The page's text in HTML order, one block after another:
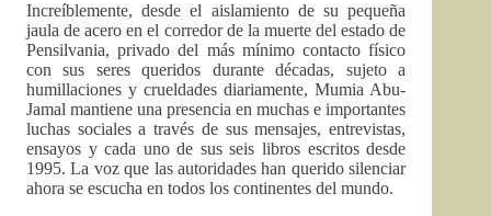
Increíblemente, desde el aislamiento de su pequeña
jaula de acero en el corredor de la muerte del estado de
Pensilvania, privado del más mínimo contacto físico
con sus seres queridos durante décadas, sujeto a
humillaciones y crueldades diariamente, Mumia Abu-
Jamal mantiene una presencia en muchas e importantes
luchas sociales a través de sus mensajes, entrevistas,
ensayos y cada uno de sus seis libros escritos desde
1995. La voz que las autoridades han querido silenciar
ahora se escucha en todos los continentes del mundo.